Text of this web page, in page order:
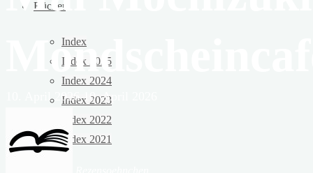
Bücher
Index
Index 2025
Index 2024
Index 2023
Index 2022
Index 2021
10. April 202610. April 2026